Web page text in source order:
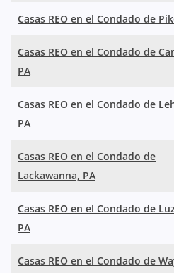
Casas REO en el Condado de
Casas REO en el Condado de
PA
Casas REO en el Condado de
PA
Casas REO en el Condado de
Lackawanna, PA
Casas REO en el Condado de
PA
Casas REO en el Condado de